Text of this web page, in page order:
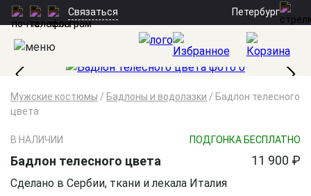
Связаться Петербург
Мужские костюмы / Бадлоны и водолазки / Бадлон телесного
цвета
В НАЛИЧИИ ПОДГОНКА БЕСПЛАТНО
Бадлон телесного цвета 11 900 ₽
Сделано в Сербии, ткани и лекала Италия